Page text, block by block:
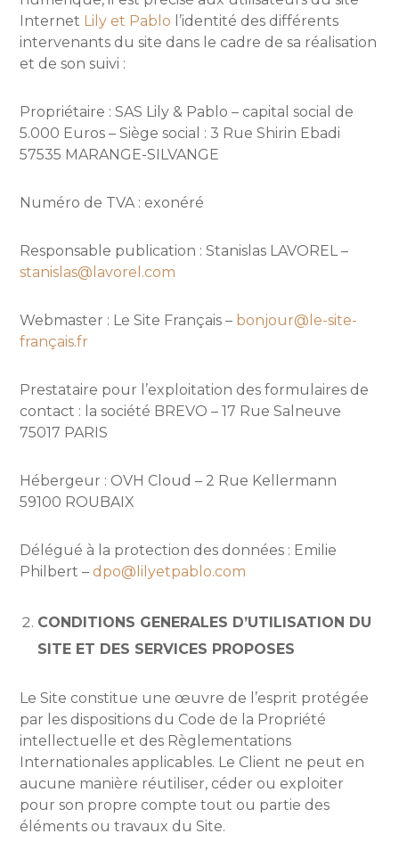
Internet Lily et Pablo l’identité des différents
intervenants du site dans le cadre de sa réalisation
et de son suivi :
Propriétaire : SAS Lily & Pablo – capital social de
5.000 Euros – Siège social : 3 Rue Shirin Ebadi
57535 MARANGE-SILVANGE
Numéro de TVA : exonéré
Responsable publication : Stanislas LAVOREL –
stanislas@lavorel.com
Webmaster : Le Site Français – bonjour@le-site-
français.fr
Prestataire pour l’exploitation des formulaires de
contact : la société BREVO – 17 Rue Salneuve
75017 PARIS
Hébergeur : OVH Cloud – 2 Rue Kellermann
59100 ROUBAIX
Délégué à la protection des données : Emilie
Philbert –dpo@lilyetpablo.com
CONDITIONS GENERALES D’UTILISATION DU
SITE ET DES SERVICES PROPOSES
Le Site constitue une œuvre de l’esprit protégée
par les dispositions du Code de la Propriété
intellectuelle et des Règlementations
Internationales applicables. Le Client ne peut en
aucune manière réutiliser, céder ou exploiter
pour son propre compte tout ou partie des
éléments ou travaux du Site.